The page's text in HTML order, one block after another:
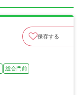
保存する
総合門前